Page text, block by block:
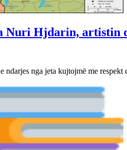
Nuri Hjdarin, artistin
ndarjes nga jeta kujtojmë me